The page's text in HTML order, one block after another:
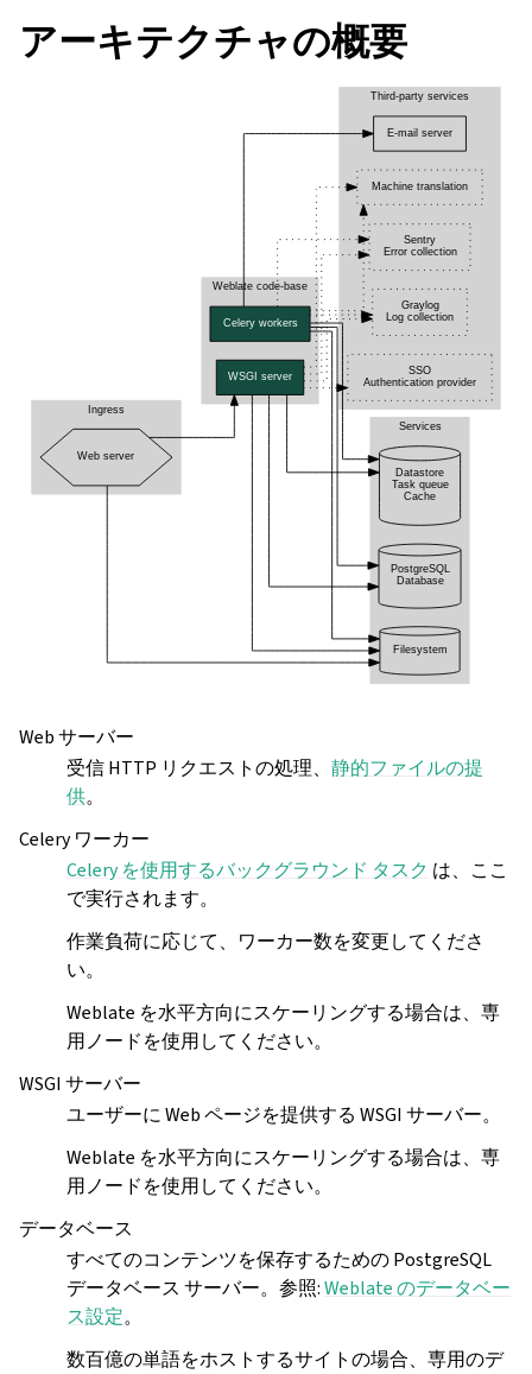
アーキテクチャの概要
Web サーバー
受信 HTTP リクエストの処理、 静的ファイルの提
供。
Celery ワーカー
Celery を使用するバックグラウンド タスク は、ここ
で実行されます。
作業負荷に応じて、ワーカー数を変更してくださ
い。
Weblate を水平方向にスケーリングする場合は、専
用ノードを使用してください。
WSGI サーバー
ユーザーに Web ページを提供する WSGI サーバー。
Weblate を水平方向にスケーリングする場合は、専
用ノードを使用してください。
データベース
すべてのコンテンツを保存するための PostgreSQL
データベース サーバー。参照:Weblate のデータベー
ス設定。
数百億の単語をホストするサイトの場合、専用のデ